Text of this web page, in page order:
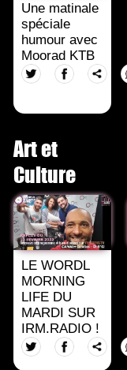
Une matinale
spéciale
humour avec
Moorad KTB
Art et
Culture
LE WORDL
MORNING
LIFE DU
MARDI SUR
IRM.RADIO !